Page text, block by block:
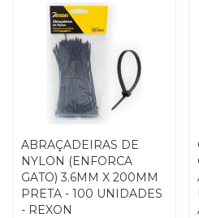
ABRAÇADEIRAS DE
NYLON (ENFORCA
GATO) 3.6MM X 200MM
PRETA - 100 UNIDADES
- REXON